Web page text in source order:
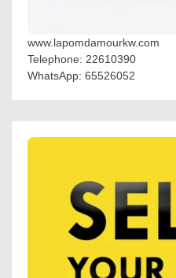
www.lapomdamourkw.com
Telephone: 22610390
WhatsApp: 65526052